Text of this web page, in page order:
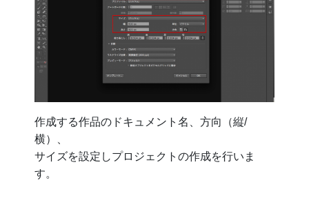
作成する作品のドキュメント名、方向（縦/
横）、
サイズを設定しプロジェクトの作成を行いま
す。